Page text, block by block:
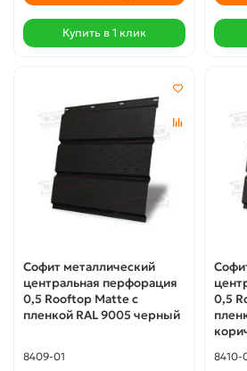
Купить в 1 клик
Софит металлический
центральная перфорация
0,5 Rooftop Matte с
пленкой RAL 9005 черный
8409-01
0,5
8410-